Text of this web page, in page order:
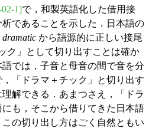
02-1]で，和製英語化した借用接
であることを示した．日本語の
dramatic から語源的に正しい接尾
ク」として切り出すことは確か
では，子音と母音の間で音を分
「ドラマ＋チック」と切り出す
解できる．あまつさえ，「ドラ
も，そこから借りてきた日本語
の切り出し方はごく自然ともい